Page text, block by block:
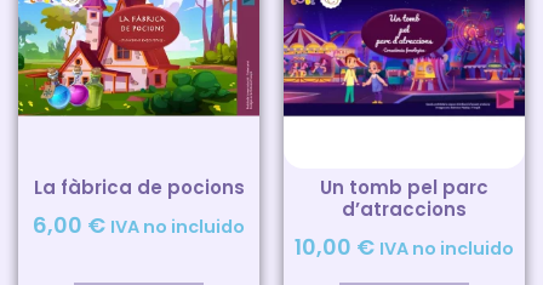
La fàbrica de pocions
6,00 € IVA no incluido
Un tomb pel parc
d’atraccions
10,00 € IVA no incluido